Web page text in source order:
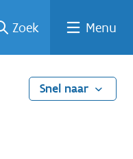
Zoek Menu
Snel naar